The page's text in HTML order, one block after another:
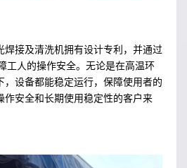
接及清洗机拥有设计专利，并通过
工人的操作安全。无论是在高温环
设备都能稳定运行，保障使用者的
作安全和长期使用稳定性的客户来